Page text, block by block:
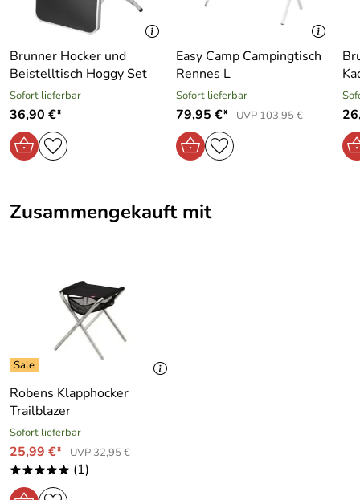
Brunner Hocker und
Beistelltisch Hoggy Set
Sofort lieferbar
36,90 €*
Easy Camp Campingtisch
Rennes L
Sofort lieferbar
79,95 €* UVP 103,95 €
Zusammengekauft mit
Robens Klapphocker
Trailblazer
Sofort lieferbar
25,99 €* UVP 32,95 €
***** (1)